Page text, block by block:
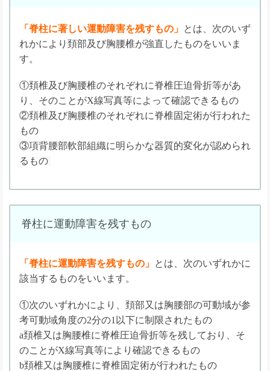
「脊柱に著しい運動障害を残すもの」 とは、次のいず
れかにより頚部及び胸腰椎が強直したものをいいま
す。
①頚椎及び胸腰椎のそれぞれに脊椎圧迫骨折等があ
り、そのことがX線写真等によって確認できるもの
②頚椎及び胸腰椎のそれぞれに脊椎固定術が行われた
もの
③項背腰部軟部組織に明らかな器質的変化が認められ
るもの
脊柱に運動障害を残すもの
「脊柱に運動障害を残すもの」 とは、次のいずれかに
該当するものをいいます。
①次のいずれかにより、頚部又は胸腰部の可動域が参
考可動域角度の2分の1以下に制限されたもの
a頚椎又は胸腰椎に脊椎圧迫骨折等を残しており、そ
のことがX線写真等により確認できるもの
b頚椎又は胸腰椎に脊椎固定術が行われたもの